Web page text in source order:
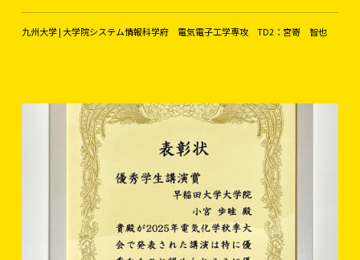
九州大学 | 大学院システム情報科学府 電気電子工学専攻 TD2：宮嵜 智也